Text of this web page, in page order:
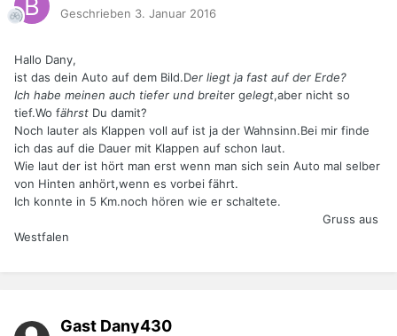
Geschrieben 3. Januar 2016
Hallo Dany,
ist das dein Auto auf dem Bild.Der liegt ja fast auf der Erde?
Ich habe meinen auch tiefer und breiter gelegt,aber nicht so
tief.Wo fährst Du damit?
Noch lauter als Klappen voll auf ist ja der Wahnsinn.Bei mir finde
ich das auf die Dauer mit Klappen auf schon laut.
Wie laut der ist hört man erst wenn man sich sein Auto mal selber
von Hinten anhört,wenn es vorbei fährt.
Ich konnte in 5 Km.noch hören wie er schaltete.
Gruss aus
Westfalen
Gast Dany430